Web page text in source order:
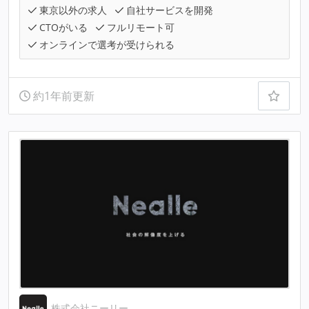
東京以外の求人
自社サービスを開発
CTOがいる
フルリモート可
オンラインで選考が受けられる
約1年前更新